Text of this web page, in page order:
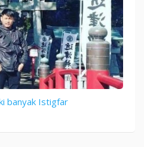
banyak Istigfar